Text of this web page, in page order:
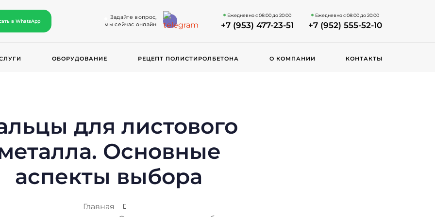
в WhatsApp
Задайте вопрос,
мы сейчас онлайн
Ежедневно с 08:00 до 20:00
+7 (953) 477-23-51
Ежедневно с 08:00 до 20:00
+7 (952) 555-52-10
ОБОРУДОВАНИЕ РЕЦЕПТ ПОЛИСТИРОЛБЕТОНА О КОМПАНИИ КОНТАКТЫ
для листового
Основные
аспекты выбора
Главная